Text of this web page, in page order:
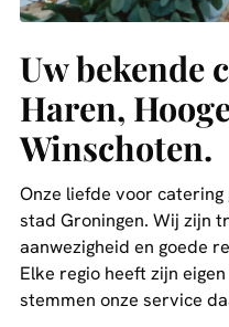
Uw bekende
Haren,
Winschoten.
Onze liefde voor
stad Groningen. Wij zijn
aanwezigheid en goede
Elke regio heeft zijn
stemmen onze service